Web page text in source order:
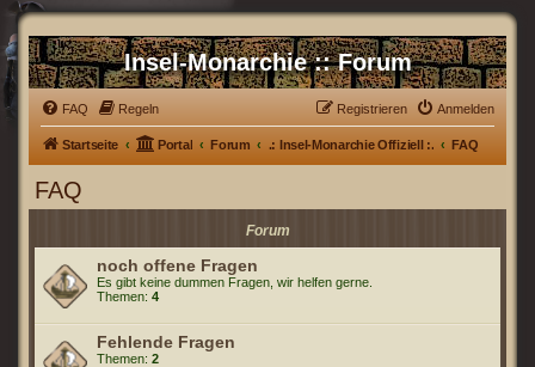
Insel-Monarchie :: Forum
FAQ Regeln Anmelden
Registrieren
Startseite Portal Forum .: Insel-Monarchie Offiziell :. FAQ
FAQ
Forum
noch offene Fragen
Es gibt keine dummen Fragen, wir helfen gerne.
Themen: 4
Fehlende Fragen
Themen: 2